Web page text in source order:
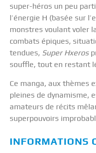
super-héros un peu
l’énergie H (basée sur
monstres voulant voler
combats épiques,
tendues, Super Hxeros
souffle, tout en restant
Ce manga, aux thèmes
pleines de dynamisme,
amateurs de récits
superpouvoirs
INFORMATIONS